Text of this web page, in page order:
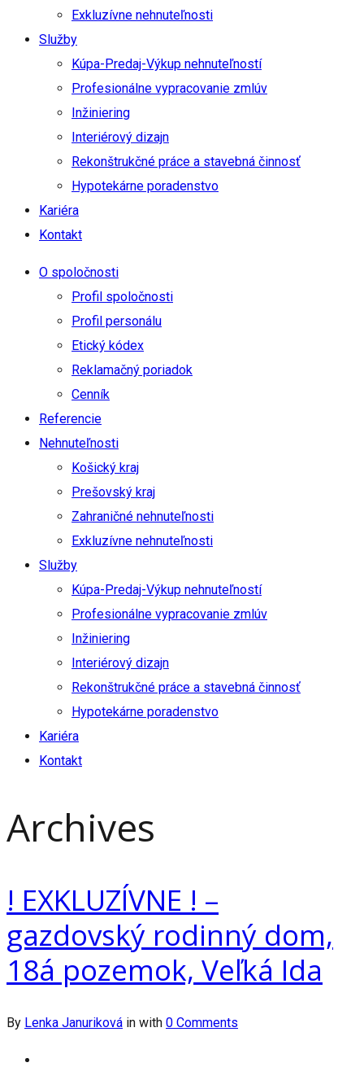
Exkluzívne nehnuteľnosti
Služby
Kúpa-Predaj-Výkup nehnuteľností
Profesionálne vypracovanie zmlúv
Inžiniering
Interiérový dizajn
Rekonštrukčné práce a stavebná činnosť
Hypotekárne poradenstvo
Kariéra
Kontakt
O spoločnosti
Profil spoločnosti
Profil personálu
Etický kódex
Reklamačný poriadok
Cenník
Referencie
Nehnuteľnosti
Košický kraj
Prešovský kraj
Zahraničné nehnuteľnosti
Exkluzívne nehnuteľnosti
Služby
Kúpa-Predaj-Výkup nehnuteľností
Profesionálne vypracovanie zmlúv
Inžiniering
Interiérový dizajn
Rekonštrukčné práce a stavebná činnosť
Hypotekárne poradenstvo
Kariéra
Kontakt
Archives
! EXKLUZÍVNE ! –
gazdovský rodinný dom,
18á pozemok, Veľká Ida
By Lenka Januriková in with 0 Comments